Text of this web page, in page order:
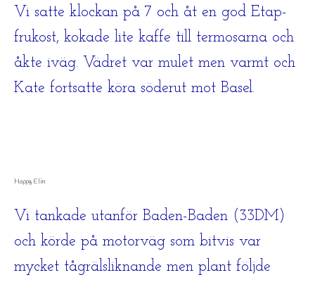
Vi satte klockan på 7 och åt en god Etap-
frukost, kokade lite kaffe till termosarna och
åkte iväg. Vädret var mulet men varmt och
Kate fortsatte köra söderut mot Basel.
Happy Elin
Vi tankade utanför Baden-Baden (33DM)
och körde på motorväg som bitvis var
mycket tågrälsliknande men plant följde